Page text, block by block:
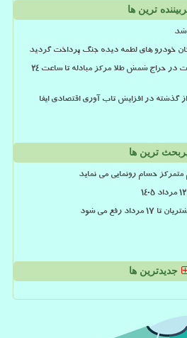
ترین ها
مهلت واریز وجه الضمان برای شرکت در حراج شمش طلا مرکز مبادله تا ساعت ۲۴
گذشته در افزایش تاب آوری اقتصادی ایفا
ترین ها
حسام رونمایی می نماید
رفع می شود
جدیدترین ها